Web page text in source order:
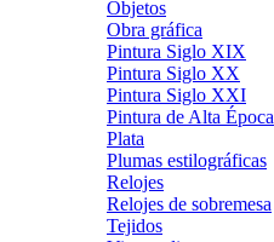
Objetos
Obra gráfica
Pintura Siglo XIX
Pintura Siglo XX
Pintura Siglo XXI
Pintura de Alta Época
Plata
Plumas estilográficas
Relojes
Relojes de sobremesa
Tejidos